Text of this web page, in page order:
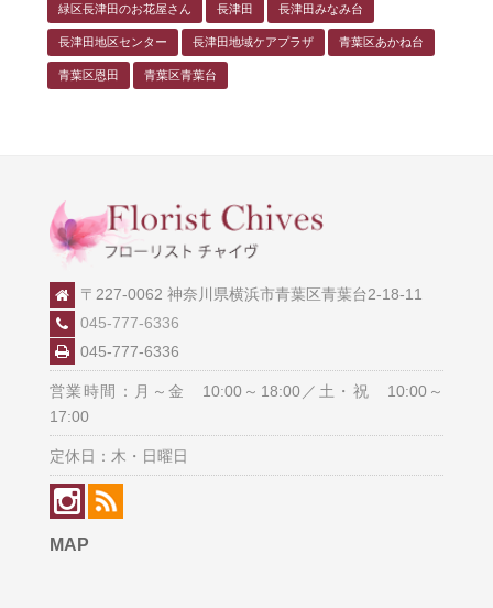
緑区長津田のお花屋さん 長津田 長津田みなみ台
長津田地区センター 長津田地域ケアプラザ 青葉区あかね台
青葉区恩田 青葉区青葉台
〒227-0062 神奈川県横浜市青葉区青葉台2-18-11
045-777-6336
045-777-6336
営業時間：月～金 10:00～18:00／土・祝 10:00～
17:00
定休日：木・日曜日
MAP